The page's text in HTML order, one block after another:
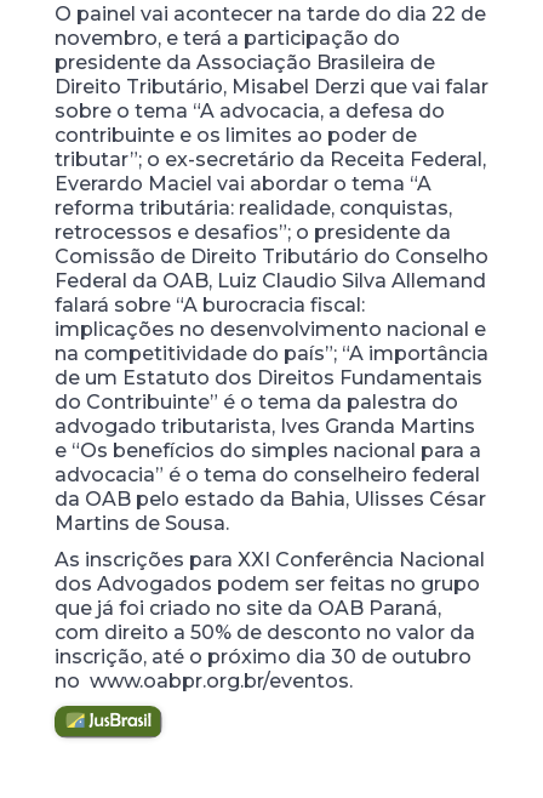
O painel vai acontecer na tarde do dia 22 de
novembro, e terá a participação do
presidente da Associação Brasileira de
Direito Tributário, Misabel Derzi que vai falar
sobre o tema “A advocacia, a defesa do
contribuinte e os limites ao poder de
tributar”; o ex-secretário da Receita Federal,
Everardo Maciel vai abordar o tema “A
reforma tributária: realidade, conquistas,
retrocessos e desafios”; o presidente da
Comissão de Direito Tributário do Conselho
Federal da OAB, Luiz Claudio Silva Allemand
falará sobre “A burocracia fiscal:
implicações no desenvolvimento nacional e
na competitividade do país”; “A importância
de um Estatuto dos Direitos Fundamentais
do Contribuinte” é o tema da palestra do
advogado tributarista, Ives Granda Martins
e “Os benefícios do simples nacional para a
advocacia” é o tema do conselheiro federal
da OAB pelo estado da Bahia, Ulisses César
Martins de Sousa.
As inscrições para XXI Conferência Nacional
dos Advogados podem ser feitas no grupo
que já foi criado no site da OAB Paraná,
com direito a 50% de desconto no valor da
inscrição, até o próximo dia 30 de outubro
no www.oabpr.org.br/eventos.